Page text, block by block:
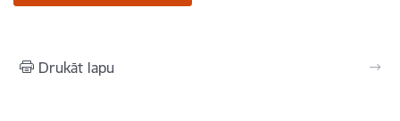
Drukāt lapu